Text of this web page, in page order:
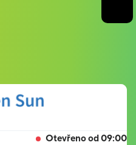
Otevřeno od 09:00